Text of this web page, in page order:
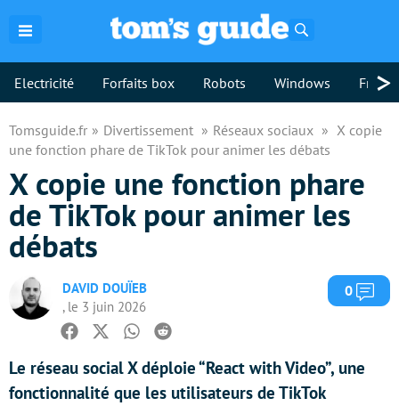
Electricité Forfaits box Robots Windows >
Tomsguide.fr Divertissement Réseaux sociaux
X copie
une fonction phare de TikTok pour animer les débats
X copie une fonction phare
de TikTok pour animer les
débats
DAVID DOUÏEB
, le 3 juin 2026
0
Facebook
TwitterWhatsapp
Reddit
Le réseau social X déploie “React with Video”, une
fonctionnalité que les utilisateurs de TikTok